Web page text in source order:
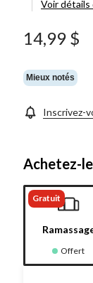
Voir
14,99 $
Mieux notés
Inscrivez-
Achetez-
Gratuit
Offert